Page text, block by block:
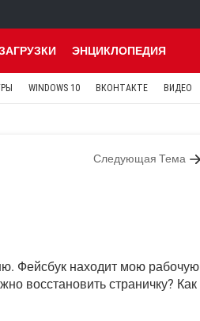
ЭНЦИКЛОПЕДИЯ
WINDOWS 10 ВКОНТАКТЕ ВИДЕО
Следующая Тема
Фейсбук находит мою рабочую
восстановить страничку? Как